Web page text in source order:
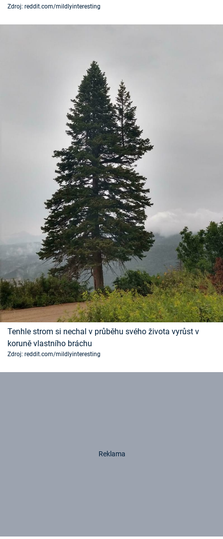
Zdroj: reddit.com/mildlyinteresting
Tenhle strom si nechal v průběhu svého života vyrůst v
koruně vlastního bráchu
Zdroj: reddit.com/mildlyinteresting